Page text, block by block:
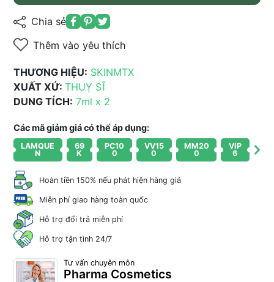
Chia sẻ
Thêm vào yêu thích
THƯƠNG HIỆU: SKINMTX
XUẤT XỨ: THUỴ SĨ
DUNG TÍCH: 7ml x 2
Các mã giảm giá có thể áp dụng:
LAMQUE
N
69
K
PC10
0
VV15
0
MM20
0
VIP
6
Hoàn tiền 150% nếu phát hiện hàng giả
Miễn phí giao hàng toàn quốc
Hỗ trợ đổi trả miễn phí
Hỗ trợ tận tình 24/7
Tư vấn chuyên môn
Pharma Cosmetics